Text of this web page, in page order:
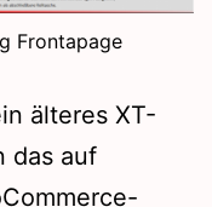
Frontapage
älteres XT-
das auf